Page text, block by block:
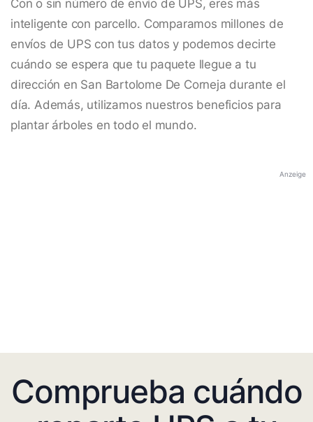
Con o sin número de envío de UPS, eres más
inteligente con parcello. Comparamos millones de
envíos de UPS con tus datos y podemos decirte
cuándo se espera que tu paquete llegue a tu
dirección en San Bartolome De Corneja durante el
día. Además, utilizamos nuestros beneficios para
plantar árboles en todo el mundo.
Anzeige
Comprueba cuándo